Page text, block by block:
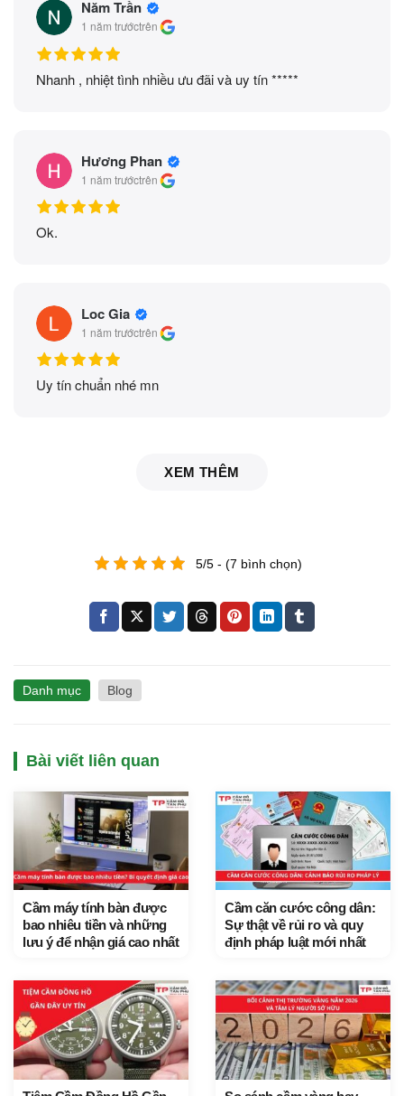
Năm Trần
1 năm trướctrên
Nhanh , nhiệt tình nhiều ưu đãi và uy tín *****
Hương Phan
1 năm trướctrên
Ok.
Loc Gia
1 năm trướctrên
Uy tín chuẩn nhé mn
XEM THÊM
5/5 - (7 bình chọn)
Danh mục Blog
Bài viết liên quan
Cầm máy tính bàn được
bao nhiêu tiền và những
lưu ý để nhận giá cao nhất
Cầm căn cước công dân:
Sự thật về rủi ro và quy
định pháp luật mới nhất